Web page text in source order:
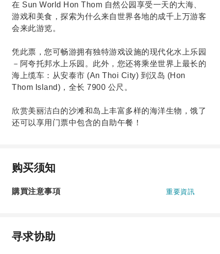
在 Sun World Hon Thom 自然公园享受一天的大海、
游戏和美食，探索为什么来自世界各地的成千上万游客
会来此游览。
凭此票，您可畅游拥有独特游戏设施的现代化水上乐园
－阿夸托邦水上乐园。此外，您还将乘坐世界上最长的
海上缆车：从安泰市 (An Thoi City) 到汉岛 (Hon
Thom Island)，全长 7900 公尺。
欣赏美丽洁白的沙滩和岛上丰富多样的海洋生物，饿了
还可以享用门票中包含的自助午餐！
购买须知
購買注意事項 重要資訊
寻求协助